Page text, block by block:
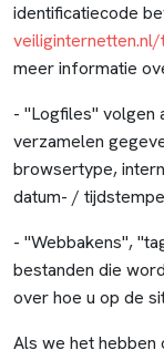
identificatiecode
meer informatie
- "Logfiles" volgen
verzamelen
browsertype,
datum- /
- "Webbakens",
bestanden die
over hoe u op de
Als we het